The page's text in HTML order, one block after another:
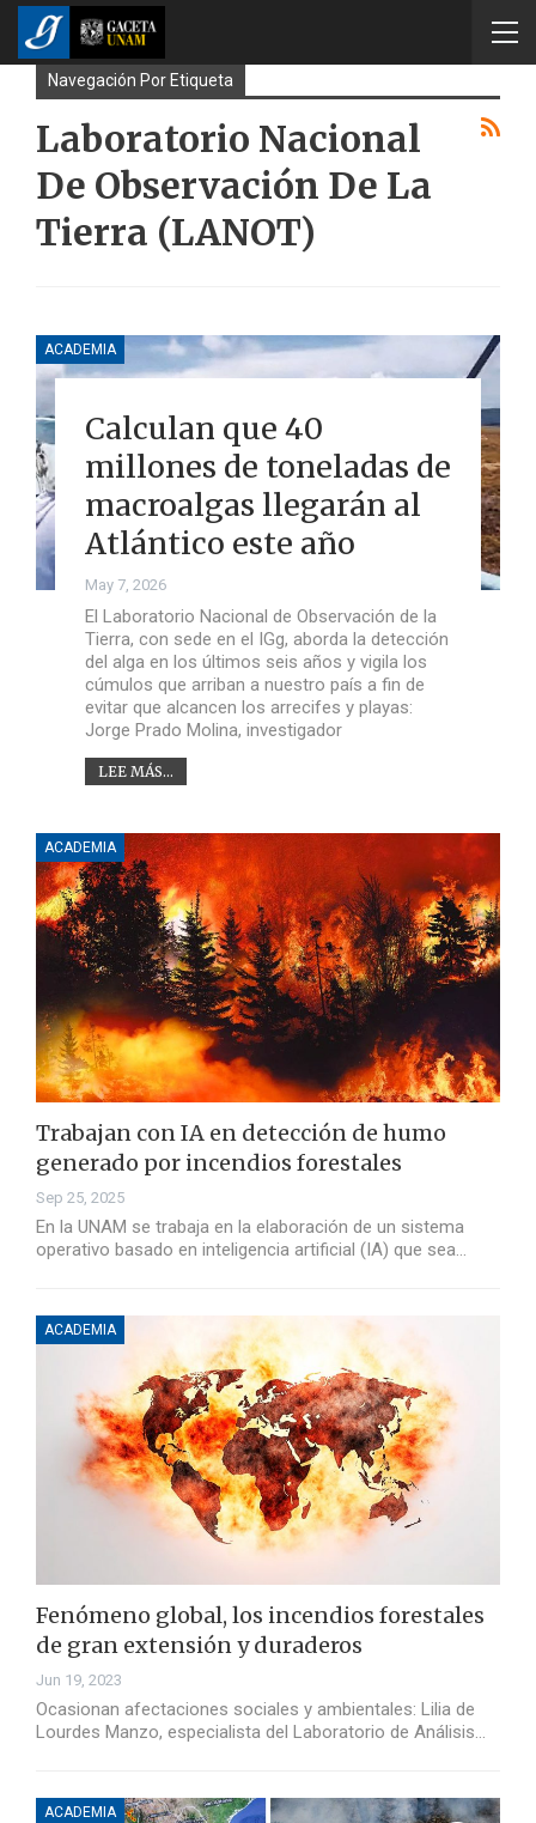
Navegación Por Etiqueta
Laboratorio Nacional
De Observación De La
Tierra (LANOT)
ACADEMIA
Calculan que 40
millones de toneladas de
macroalgas llegarán al
Atlántico este año
May 7, 2026
El Laboratorio Nacional de Observación de la
Tierra, con sede en el IGg, aborda la detección
del alga en los últimos seis años y vigila los
cúmulos que arriban a nuestro país a fin de
evitar que alcancen los arrecifes y playas:
Jorge Prado Molina, investigador
LEE MÁS...
ACADEMIA
Trabajan con IA en detección de humo
generado por incendios forestales
Sep 25, 2025
En la UNAM se trabaja en la elaboración de un sistema
operativo basado en inteligencia artificial (IA) que sea…
ACADEMIA
Fenómeno global, los incendios forestales
de gran extensión y duraderos
Jun 19, 2023
Ocasionan afectaciones sociales y ambientales: Lilia de
Lourdes Manzo, especialista del Laboratorio de Análisis…
ACADEMIA